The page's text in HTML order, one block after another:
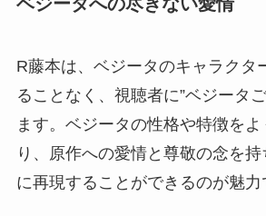
R藤本は、ベジータのキャラクタ
ることなく、視聴者に”ベジータ
ます。ベジータの性格や特徴を
り、原作への愛情と尊敬の念を
に再現することができるのが魅力